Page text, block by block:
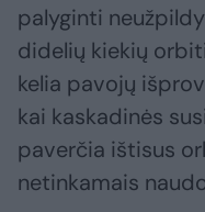
palyginti
didelių kiekių
kelia pavojų
kai kaskadinės
paverčia ištisus
netinkamais